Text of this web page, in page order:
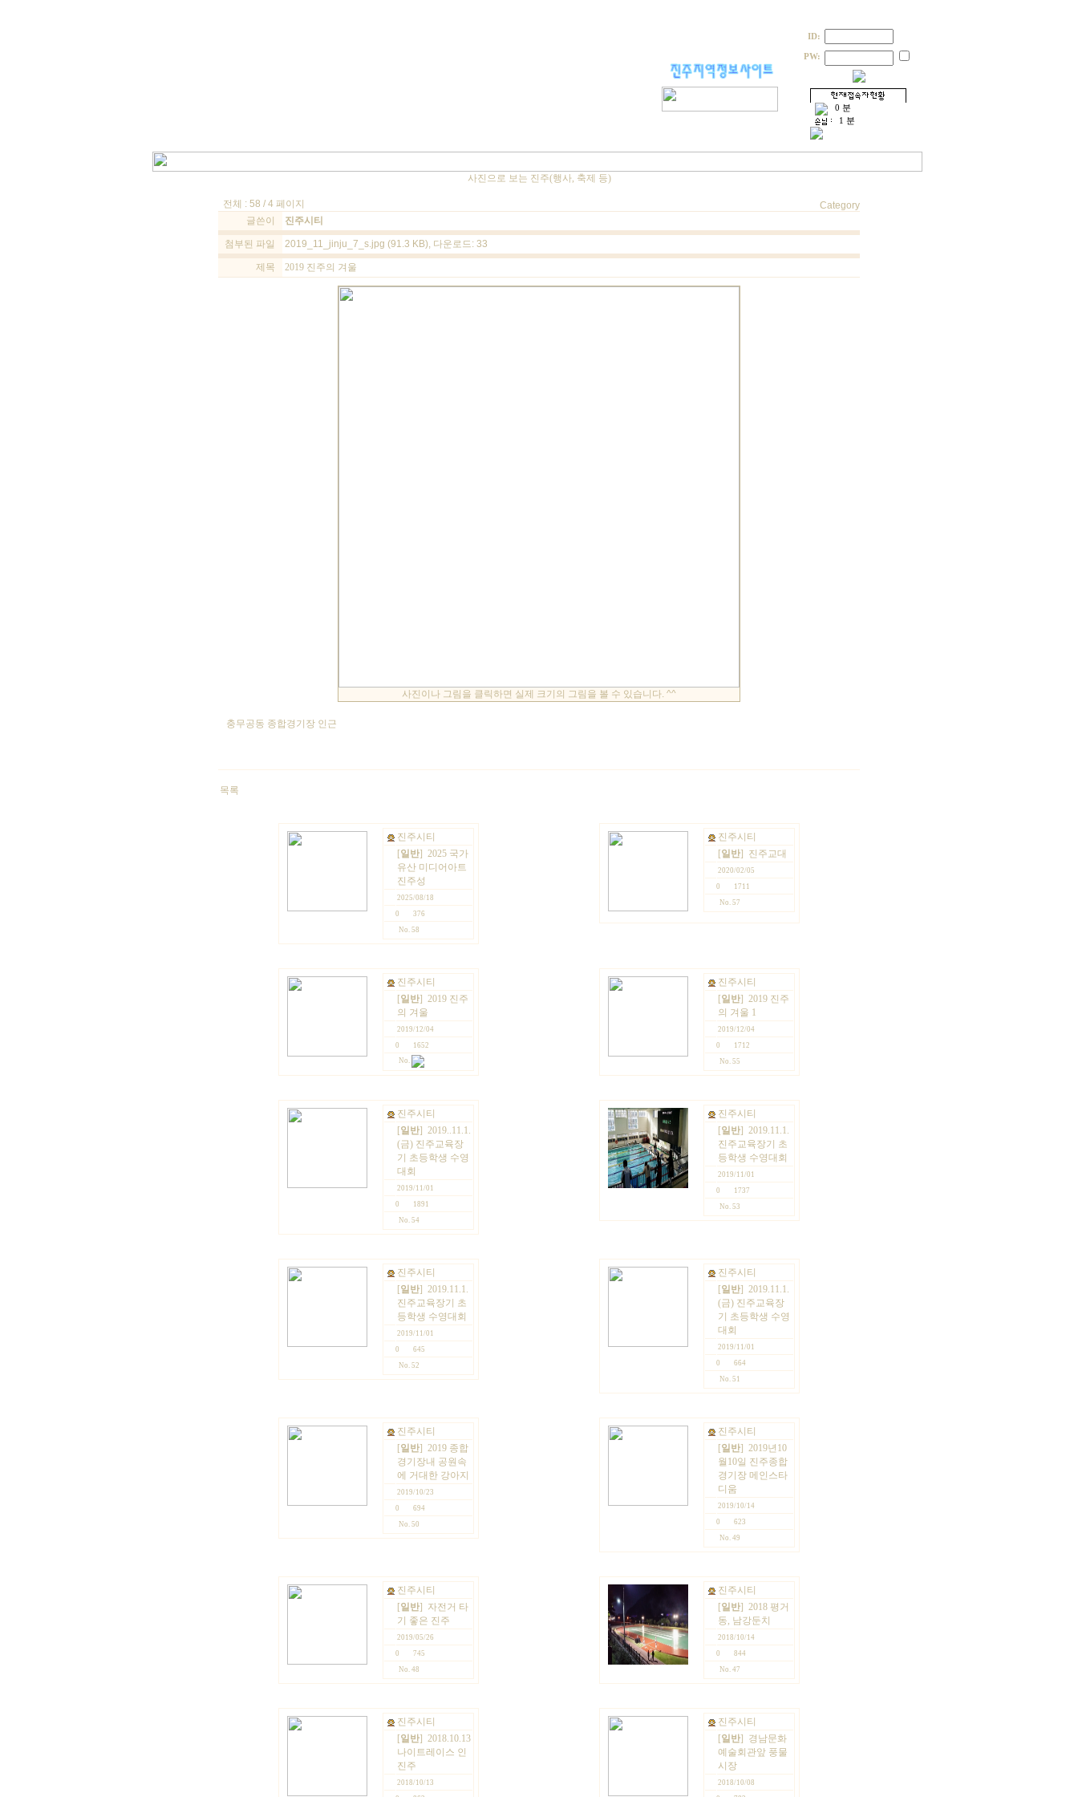
ID:
PW:
0 분
1 분
사진으로 보는 진주(행사, 축제 등)
전체 : 58 / 4 페이지
Category
글쓴이
진주시티
첨부된 파일 2019_11_jinju_7_s.jpg (91.3 KB), 다운로드: 33
제목 2019 진주의 겨울
사진이나 그림을 클릭하면 실제 크기의 그림을 볼 수 있습니다. ^^
충무공동 종합경기장 인근
목록
진주시티
[일반] 2025 국가
유산 미디어아트
진주성
2025/08/18
0
376
No. 58
진주시티
[일반] 진주교대
2020/02/05
0
1711
No. 57
진주시티
[일반] 2019 진주
의 겨울
2019/12/04
0
1652
No.
진주시티
[일반] 2019 진주
의 겨울 1
2019/12/04
0
1712
No. 55
진주시티
[일반] 2019..11.1.
(금) 진주교육장
기 초등학생 수영
대회
2019/11/01
0
1891
No. 54
진주시티
[일반] 2019.11.1.
진주교육장기 초
등학생 수영대회
2019/11/01
0
1737
No. 53
진주시티
[일반] 2019.11.1.
진주교육장기 초
등학생 수영대회
2019/11/01
0
645
No. 52
진주시티
[일반] 2019.11.1.
(금) 진주교육장
기 초등학생 수영
대회
2019/11/01
0
664
No. 51
진주시티
[일반] 2019 종합
경기장내 공원속
에 거대한 강아지
2019/10/23
0
694
No. 50
진주시티
[일반] 2019년10
월10일 진주종합
경기장 메인스타
디움
2019/10/14
0
623
No. 49
진주시티
[일반] 자전거 타
기 좋은 진주
2019/05/26
0
745
No. 48
진주시티
[일반] 2018 평거
동, 남강둔치
2018/10/14
0
844
No. 47
진주시티
[일반] 2018.10.13
나이트레이스 인
진주
2018/10/13
진주시티
[일반] 경남문화
예술회관앞 풍물
시장
2018/10/08